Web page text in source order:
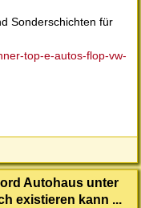
Sonderschichten für
top-e-autos-flop-vw-
Autohaus unter
existieren kann ...